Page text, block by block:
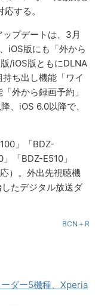
する。
ップデートは、3月
iOS版にも「外から
/iOS版ともにDLNA
ち出し機能「ワイ
外から録画予約」
、iOS 6.0以降で、
」「BDZ-
「BDZ-E510」
）。外出先視聴機
たデジタル放送ダ
BCN＋R
ダー5機種、Xperia